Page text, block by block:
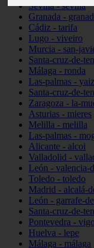
Sevilla - sevilla
Granada -
Cádiz - tarifa
Lugo - viveiro
Murcia - san-
Santa-cruz-de-
Málaga - ronda
Las-palmas -
Santa-cruz-de-
Zaragoza - la-
Asturias - mieres
Melilla - melilla
Las-palmas -
Alicante - alcoi
Valladolid -
León - valencia-
Toledo - toledo
Madrid - alcalá-
León - garrafe-
Santa-cruz-de-
Pontevedra - vigo
Huelva - lepe
Málaga - málaga